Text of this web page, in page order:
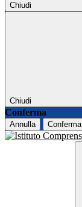
Chiudi
Chiudi
Conferma
Annulla Conferma